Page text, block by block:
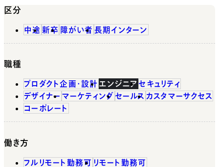
区分
中途 新卒 障がい者 長期インターン
職種
プロダクト企画・設計 エンジニア セキュリティ
デザイナー マーケティング セールス カスタマーサクセス
コーポレート
働き方
フルリモート勤務可 リモート勤務可